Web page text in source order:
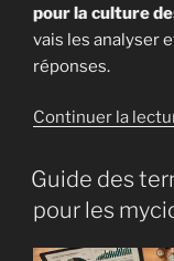
pour la culture
vais les analyser
réponses.
Continuer la
Guide des
pour les